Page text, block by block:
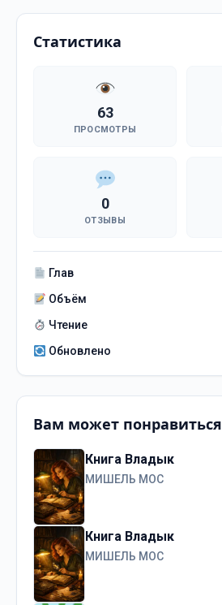
Статистика
63
ПРОСМОТРЫ
0
ОТЗЫВЫ
Глав
Объём
Чтение
Обновлено
Вам может понравиться
Книга Владык
МИШЕЛЬ МОС
Книга Владык
МИШЕЛЬ МОС